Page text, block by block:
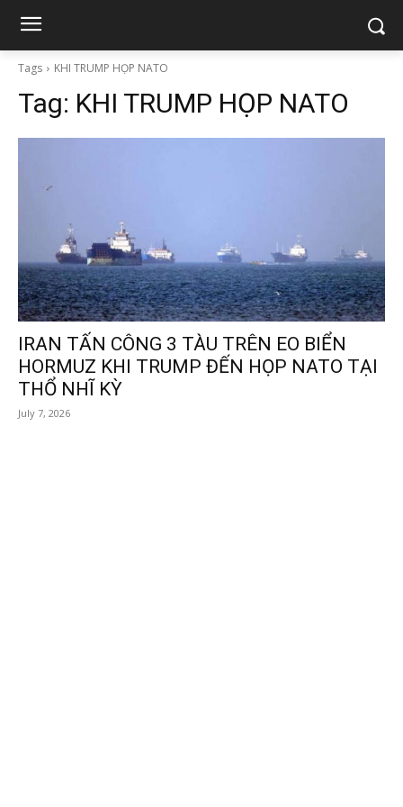
Tags KHI TRUMP HỌP NATO
Tag: KHI TRUMP HỌP NATO
IRAN TẤN CÔNG 3 TÀU TRÊN EO BIỂN
HORMUZ KHI TRUMP ĐẾN HỌP NATO TẠI
THỔ NHĨ KỲ
July 7, 2026